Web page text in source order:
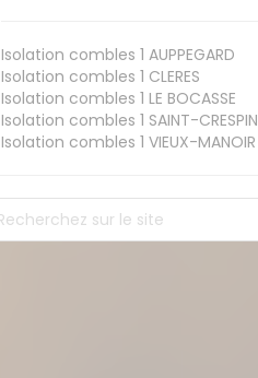
Isolation combles 1 AUPPEGARD
Isolation combles 1 CLERES
Isolation combles 1 LE BOCASSE
Isolation combles 1 SAINT-CRESPIN
Isolation combles 1 VIEUX-MANOIR